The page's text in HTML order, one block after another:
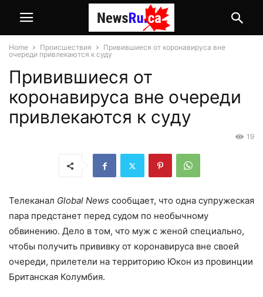
Home Происшествия
Привившиеся от коронавируса вне
очереди привлекаются к суду
Привившиеся от
коронавируса вне очереди
привлекаются к суду
19
Телеканал Global News сообщает, что одна супружеская
пара предстанет перед судом по необычному
обвинению. Дело в том, что муж с женой специально,
чтобы получить прививку от коронавируса вне своей
очереди, прилетели на территорию Юкон из провинции
Британская Колумбия.